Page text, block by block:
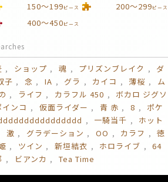
150～199ピース 200～299ピース
400～450ピース
ショップ 魂 プリズンブレイク
ダ
子 念 IA グラ カイコ 薄桜
ム
ライフ カラフル 450
ボカロ ジグソ
インコ 仮面ライダー 青 赤 8
ポケ
一騎当千
ホット
激 グラデーション OO カラフ
徳
ツイン 新垣結衣 ホロライブ
64
ビアンカ Tea Time